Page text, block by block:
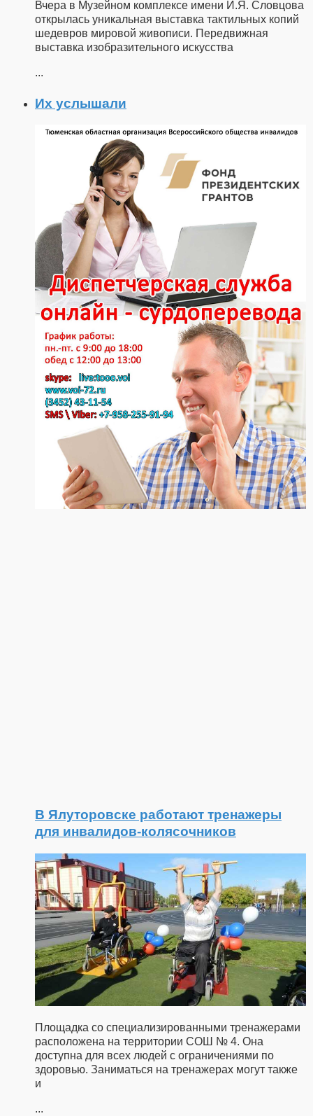
Вчера в Музейном комплексе имени И.Я. Словцова
открылась уникальная выставка тактильных копий
шедевров мировой живописи. Передвижная
выставка изобразительного искусства
...
Их услышали
В Ялуторовске работают тренажеры
для инвалидов-колясочников
Площадка со специализированными тренажерами
расположена на территории СОШ № 4. Она
доступна для всех людей с ограничениями по
здоровью. Заниматься на тренажерах могут также
и
...